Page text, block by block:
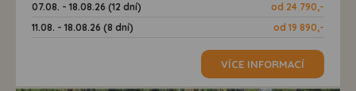
07.08. - 18.08.26 (12 dní)
od 24 790,-
11.08. - 18.08.26 (8 dní)
od 19 890,-
VÍCE INFORMACÍ